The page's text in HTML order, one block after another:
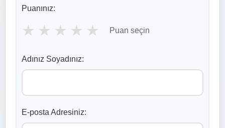
Puanınız:
★ ★ ★ ★ ★ Puan seçin
Adınız Soyadınız:
E-posta Adresiniz: